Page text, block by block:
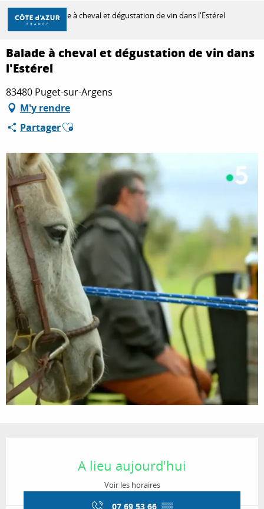
Aller
contenu
principal
DÉCOUVRIR
À FAIRE
SÉJOURNER
Accueil Balade à cheval et dégustation de vin dans l'Estérel
Balade à cheval et dégustation de vin dans
l'Estérel
83480 Puget-sur-Argens
M'y rendre
PartagerAjouter aux favoris
A lieu aujourd'hui
Voir les horaires
07 69 53 66 ▒▒